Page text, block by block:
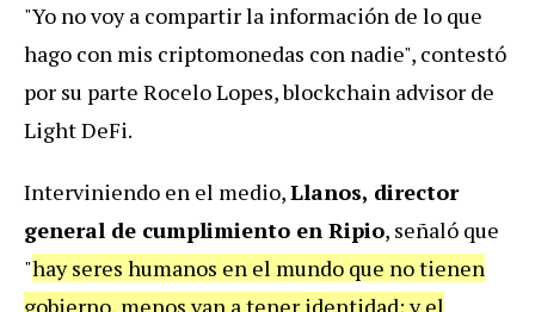
"Yo no voy a compartir la información de lo que
hago con mis criptomonedas con nadie", contestó
por su parte Rocelo Lopes, blockchain advisor de
Light DeFi.
Interviniendo en el medio,Llanos, director
general de cumplimiento en Ripio, señaló que
"hay seres humanos en el mundo que no tienen